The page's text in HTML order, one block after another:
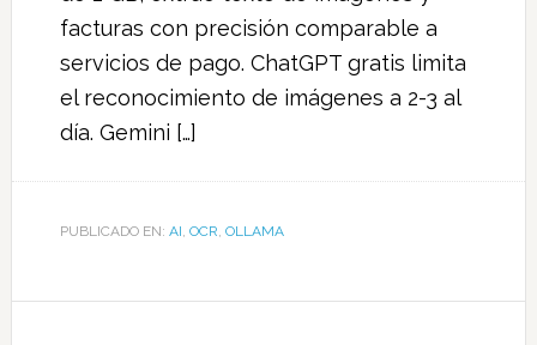
facturas con precisión comparable a
servicios de pago. ChatGPT gratis limita
el reconocimiento de imágenes a 2-3 al
día. Gemini […]
PUBLICADO EN: AI, OCR, OLLAMA